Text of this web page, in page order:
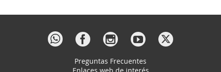
Preguntas Frecuentes